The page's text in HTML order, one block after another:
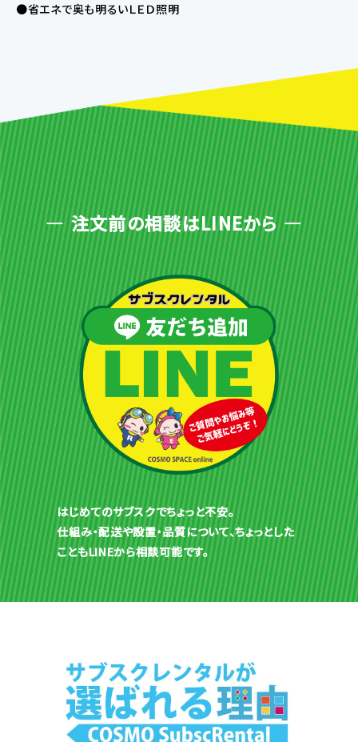
●省エネで奥も明るいＬＥＤ照明
注文前の相談はLINEから
はじめてのサブスクでちょっと不安。
仕組み・配送や設置・品質について、ちょっとした
こともLINEから相談可能です。